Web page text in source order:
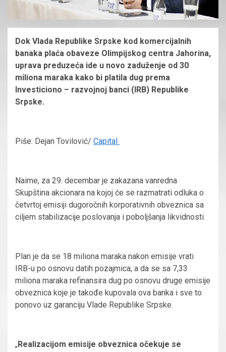
Dok Vlada Republike Srpske kod komercijalnih
banaka plaća obaveze Olimpijskog centra Jahorina,
uprava preduzeća ide u novo zaduženje od 30
miliona maraka kako bi platila dug prema
Investiciono – razvojnoj banci (IRB) Republike
Srpske.
Piše: Dejan Tovilović/ Capital
Naime, za 29. decembar je zakazana vanredna
Skupština akcionara na kojoj će se razmatrati odluka o
četvrtoj emisiji dugoročnih korporativnih obveznica sa
ciljem stabilizacije poslovanja i poboljšanja likvidnosti.
Plan je da se 18 miliona maraka nakon emisije vrati
IRB-u po osnovu datih pozajmica, a da se sa 7,33
miliona maraka refinansira dug po osnovu druge emisije
obveznica koje je takođe kupovala ova banka i sve to
ponovo uz garanciju Vlade Republike Srpske.
„Realizacijom emisije obveznica očekuje se